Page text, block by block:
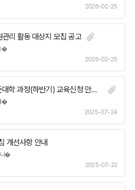
2026-02-25
리 활동 대상지 모집 공고
�
2026-02-25
2025년 경기도 조경가든대학 과정(하반기) 교육신청 안내 공고
�
2025-07-24
개선사항 안내
니�
2025-07-22